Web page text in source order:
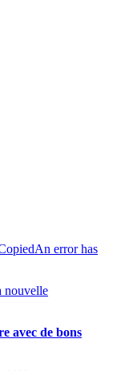
An error has
nouvelle
avec de bons